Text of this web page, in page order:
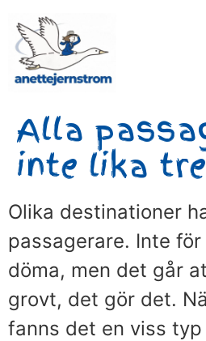
Alla
inte lika
Olika destinationer
passagerare. Inte
döma, men det går
grovt, det gör det.
fanns det en viss typ